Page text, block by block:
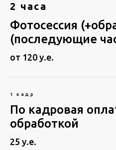
2 часа
Фотосессия
(последующие
от 120 у.е.
1 кадр
По кадровая
обработкой
25 у.е.